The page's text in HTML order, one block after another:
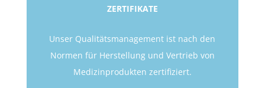
ZERTIFIKATE
Unser Qualitätsmanagement ist nach den
Normen für Herstellung und Vertrieb von
Medizinprodukten zertifiziert.